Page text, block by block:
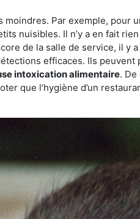
Par exemple, pour
nuisibles. Il n’y a en fait
de la salle de service, il
efficaces. Ils
intoxication alimentaire.
que l’hygiène d’un